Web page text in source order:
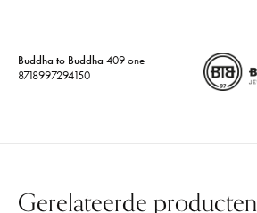
Buddha to Buddha 409 one
8718997294150
Gerelateerde producten